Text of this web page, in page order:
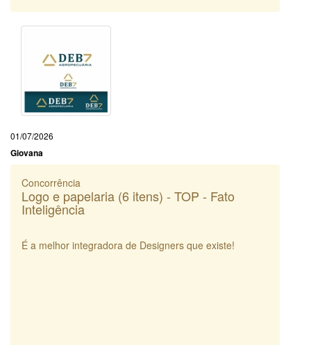
01/07/2026
Giovana
Concorrência
Logo e papelaria (6 itens) - TOP - Fato
Inteligência
É a melhor integradora de Designers que existe!